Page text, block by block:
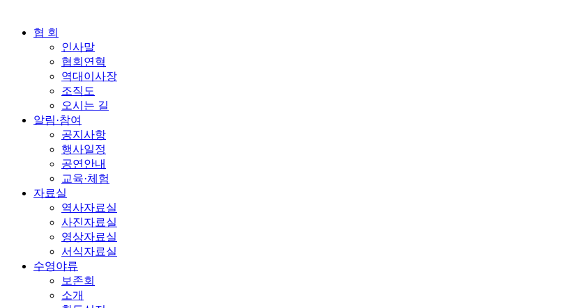
협 회
인사말
협회연혁
역대이사장
조직도
오시는 길
알림·참여
공지사항
행사일정
공연안내
교육·체험
자료실
역사자료실
사진자료실
영상자료실
서식자료실
수영야류
보존회
소개